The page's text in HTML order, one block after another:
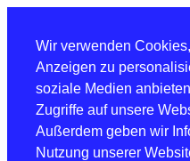
Wir verwenden
Anzeigen zu
soziale Medien
Zugriffe auf unsere
Außerdem geben wir
Nutzung unserer